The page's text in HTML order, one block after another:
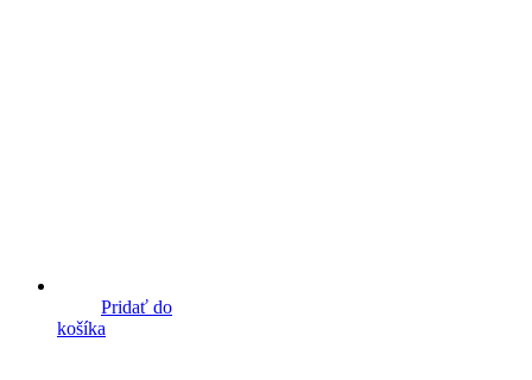
Pridať do
košíka